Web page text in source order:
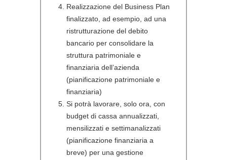
Realizzazione del Business Plan
finalizzato, ad esempio, ad una
ristrutturazione del debito
bancario per consolidare la
struttura patrimoniale e
finanziaria dell’azienda
(pianificazione patrimoniale e
finanziaria)
Si potrà lavorare, solo ora, con
budget di cassa annualizzati,
mensilizzati e settimanalizzati
(pianificazione finanziaria a
breve) per una gestione